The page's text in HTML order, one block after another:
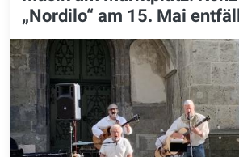
„Nordilo“ am 15. Mai